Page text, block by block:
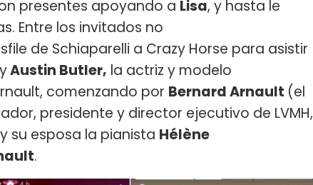
presentes apoyando a Lisa, y hasta le
Entre los invitados no
de Schiaparelli a Crazy Horse para asistir
yAustin Butler, la actriz y modelo
comenzando por Bernard Arnault (el
presidente y director ejecutivo de LVMH,
su esposa la pianista Hélène
.